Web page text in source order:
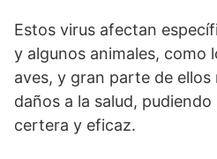
Estos virus afectan
y algunos animales, como
aves, y gran parte de
daños a la salud,
certera y eficaz.